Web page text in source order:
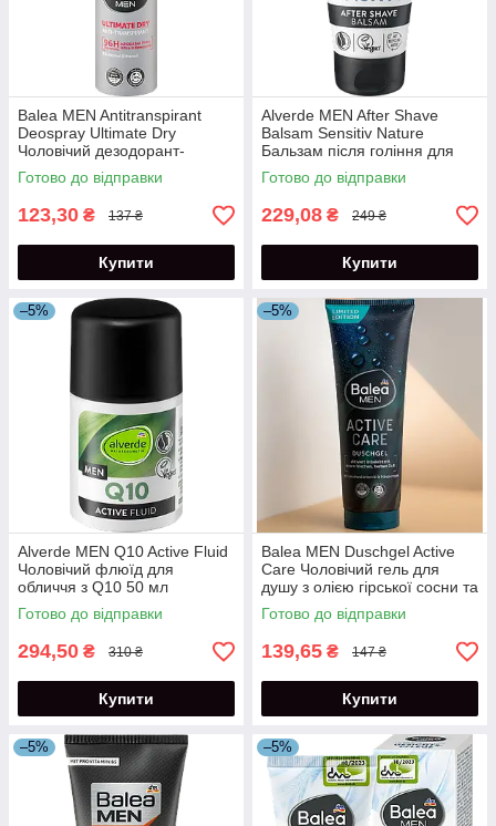
Balea MEN Antitranspirant
Deospray Ultimate Dry
Чоловічий дезодорант-
антиперспірант 96 год 200
мл
Готово до відправки
123,30 ₴ 137 ₴
Купити
Alverde MEN After Shave
Balsam Sensitiv Nature
Бальзам після гоління для
чутливої шкіри 75 мл
Готово до відправки
229,08 ₴ 249 ₴
Купити
–5%
Alverde MEN Q10 Active Fluid
Чоловічий флюїд для
обличчя з Q10 50 мл
Готово до відправки
294,50 ₴ 310 ₴
Купити
–5%
Balea MEN Duschgel Active
Care Чоловічий гель для
душу з олією гірської сосни та
комплексом м'яти 250 мл
Готово до відправки
139,65 ₴ 147 ₴
Купити
–5% –5%